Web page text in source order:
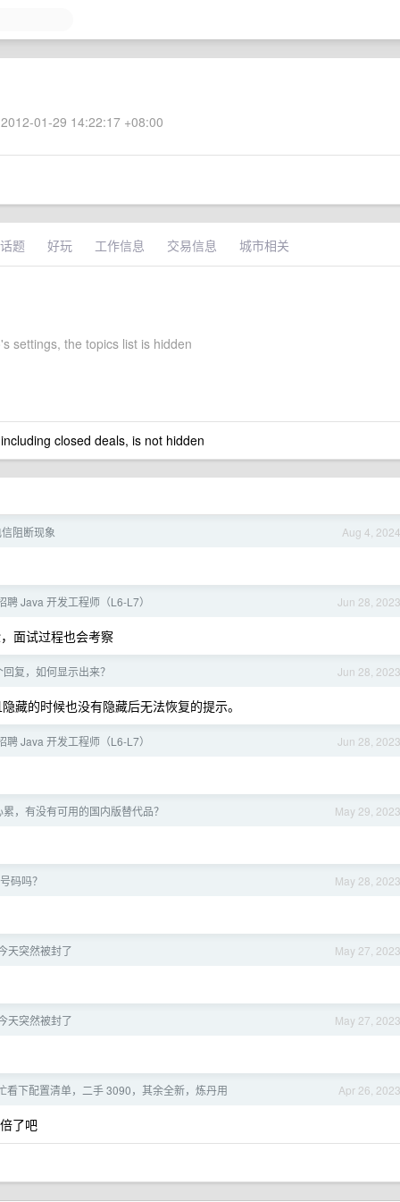
01-29 14:22:17 +08:00
题 好玩 工作信息 交易信息 城市相关
settings, the topics list is hidden
closed deals, is not hidden
Aug 4, 2024
阻断现象
Jun 28, 2023
聘 Java 开发工程师（L6-L7）
面试过程也会考察
Jun 28, 2023
复，如何显示出来？
藏的时候也没有隐藏后无法恢复的提示。
Jun 28, 2023
聘 Java 开发工程师（L6-L7）
May 29, 2023
，有没有可用的国内版替代品？
May 28, 2023
码吗？
May 27, 2023
天突然被封了
May 27, 2023
天突然被封了
Apr 26, 2023
看下配置清单，二手 3090，其余全新，炼丹用
了吧